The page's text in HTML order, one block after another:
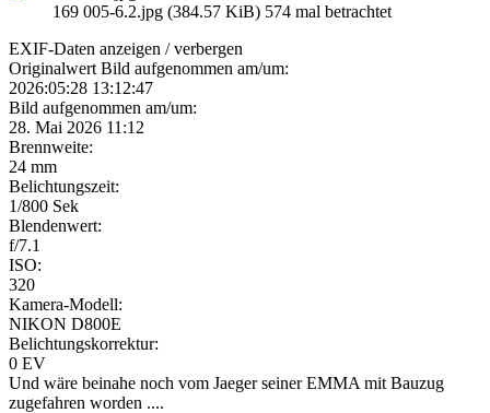
169 005-6.2.jpg (384.57 KiB) 574 mal betrachtet
EXIF-Daten anzeigen / verbergen
Originalwert Bild aufgenommen am/um:
2026:05:28 13:12:47
Bild aufgenommen am/um:
28. Mai 2026 11:12
Brennweite:
24 mm
Belichtungszeit:
1/800 Sek
Blendenwert:
f/7.1
ISO:
320
Kamera-Modell:
NIKON D800E
Belichtungskorrektur:
0 EV
Und wäre beinahe noch vom Jaeger seiner EMMA mit Bauzug
zugefahren worden ....